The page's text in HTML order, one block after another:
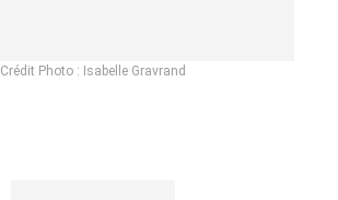
Crédit Photo : Isabelle Gravrand